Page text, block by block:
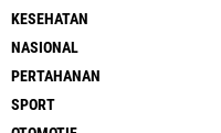
KESEHATAN
NASIONAL
PERTAHANAN
SPORT